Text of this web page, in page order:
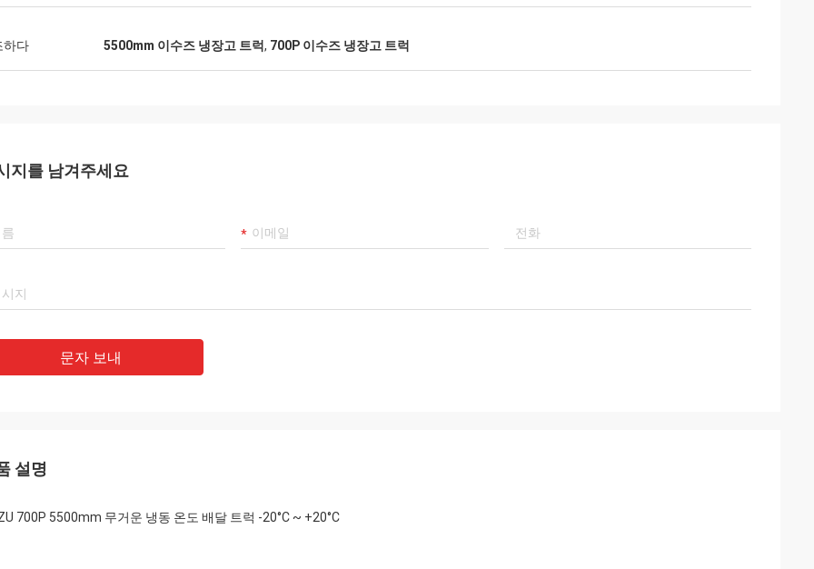
하다 5500mm 이수즈 냉장고 트럭, 700P 이수즈 냉장고 트럭
지를 남겨주세요
문자 보내
설명
700P 5500mm 무거운 냉동 온도 배달 트럭 -20°C ~ +20°C